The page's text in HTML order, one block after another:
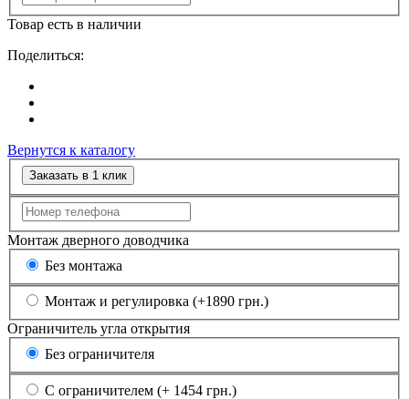
Товар есть в наличии
Поделиться:
Вернутся к каталогу
Заказать в 1 клик
Монтаж дверного доводчика
Без монтажа
Монтаж и регулировка (+1890 грн.)
Ограничитель угла открытия
Без ограничителя
С ограничителем (+ 1454 грн.)